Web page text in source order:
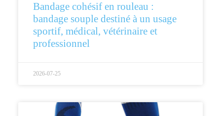
Bandage cohésif en rouleau :
bandage souple destiné à un usage
sportif, médical, vétérinaire et
professionnel
2026-07-25